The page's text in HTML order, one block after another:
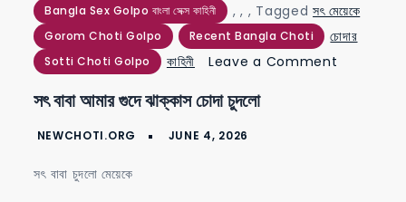
Bangla Sex Golpo বাংলা সেক্স কাহিনী ,
Gorom Choti Golpo
,
Recent Bangla Choti
,
Sotti Choti Golpo
Taggedসৎ মেয়েকে
চোদার
কাহিনী
Leave a Comment
সৎ বাবা আমার গুদে ঝাক্কাস চোদা চুদলো
সৎ বাবা চুদলো মেয়েকে